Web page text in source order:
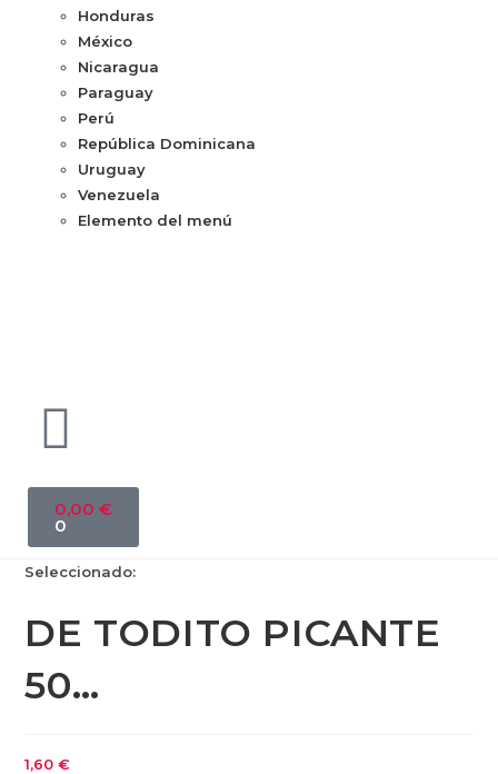
Honduras
México
Nicaragua
Paraguay
Perú
República Dominicana
Uruguay
Venezuela
Elemento del menú
0,00 €
0
Seleccionado:
DE TODITO PICANTE
50…
1,60€